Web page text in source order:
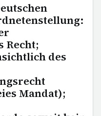
Recht;
des
Mandat);